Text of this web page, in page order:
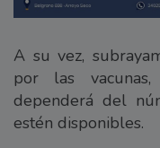
A su vez,
por las
dependerá del
estén disponibles.